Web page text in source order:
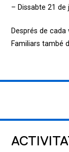
– Dissabte 21 de
Després de
Familiars també